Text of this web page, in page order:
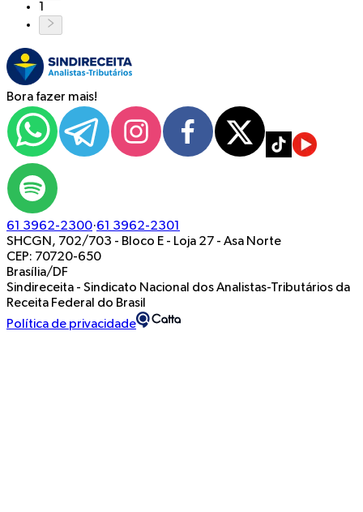
1
Bora fazer mais!
61 3962-2300·61 3962-2301
SHCGN, 702/703 - Bloco E - Loja 27 - Asa Norte
CEP: 70720-650
Brasília/DF
Sindireceita - Sindicato Nacional dos Analistas-Tributários da
Receita Federal do Brasil
Política de privacidade